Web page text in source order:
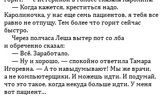
— Когда кажется, креститься надо.
Каролиночка, у нас еще семь пациентов, я тебя все
равно не отпущу. Тем более что горит сейчас
быстро.
Через полчаса Леша вытер пот со лба
и обреченно сказал:
— Всё. Заработало.
— Ну и хорошо, — спокойно ответила Тамара
Игоревна. — А то навыдумывают! Мы же врачи,
а не компьютерщики. И можешь идти. И подумай,
что это такое, когда некуда больше идти. У меня
вот пациент…